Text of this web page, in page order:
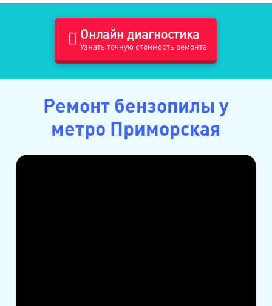
Онлайн диагностика
Узнать точную стоимость ремонта
Ремонт бензопилы у
метро Приморская